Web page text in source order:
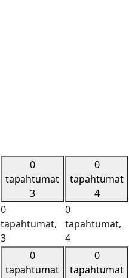
0
tapahtumat
3
0
tapahtumat,
3
0
tapahtumat
4
0
tapahtumat,
4
0
tapahtumat
0
tapahtumat